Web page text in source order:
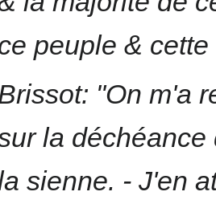
peuple &
"On m'a
la
sienne. - J'en